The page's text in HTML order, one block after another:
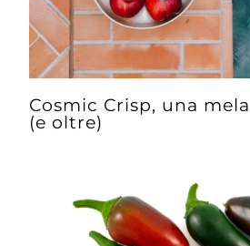
Cosmic Crisp, una
(e oltre)